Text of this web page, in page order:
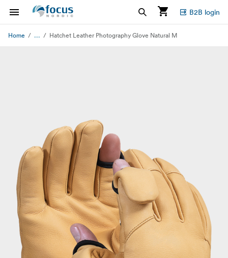
B2B login
Home ... Hatchet Leather Photography Glove Natural M